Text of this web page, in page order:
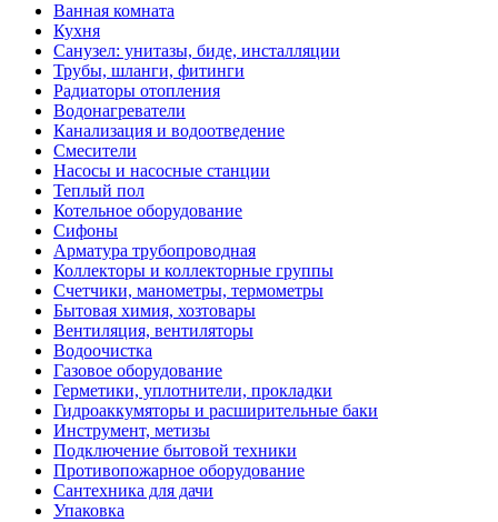
Ванная комната
Кухня
Санузел: унитазы, биде, инсталляции
Трубы, шланги, фитинги
Радиаторы отопления
Водонагреватели
Канализация и водоотведение
Смесители
Насосы и насосные станции
Теплый пол
Котельное оборудование
Сифоны
Арматура трубопроводная
Коллекторы и коллекторные группы
Счетчики, манометры, термометры
Бытовая химия, хозтовары
Вентиляция, вентиляторы
Водоочистка
Газовое оборудование
Герметики, уплотнители, прокладки
Гидроаккумяторы и расширительные баки
Инструмент, метизы
Подключение бытовой техники
Противопожарное оборудование
Сантехника для дачи
Упаковка